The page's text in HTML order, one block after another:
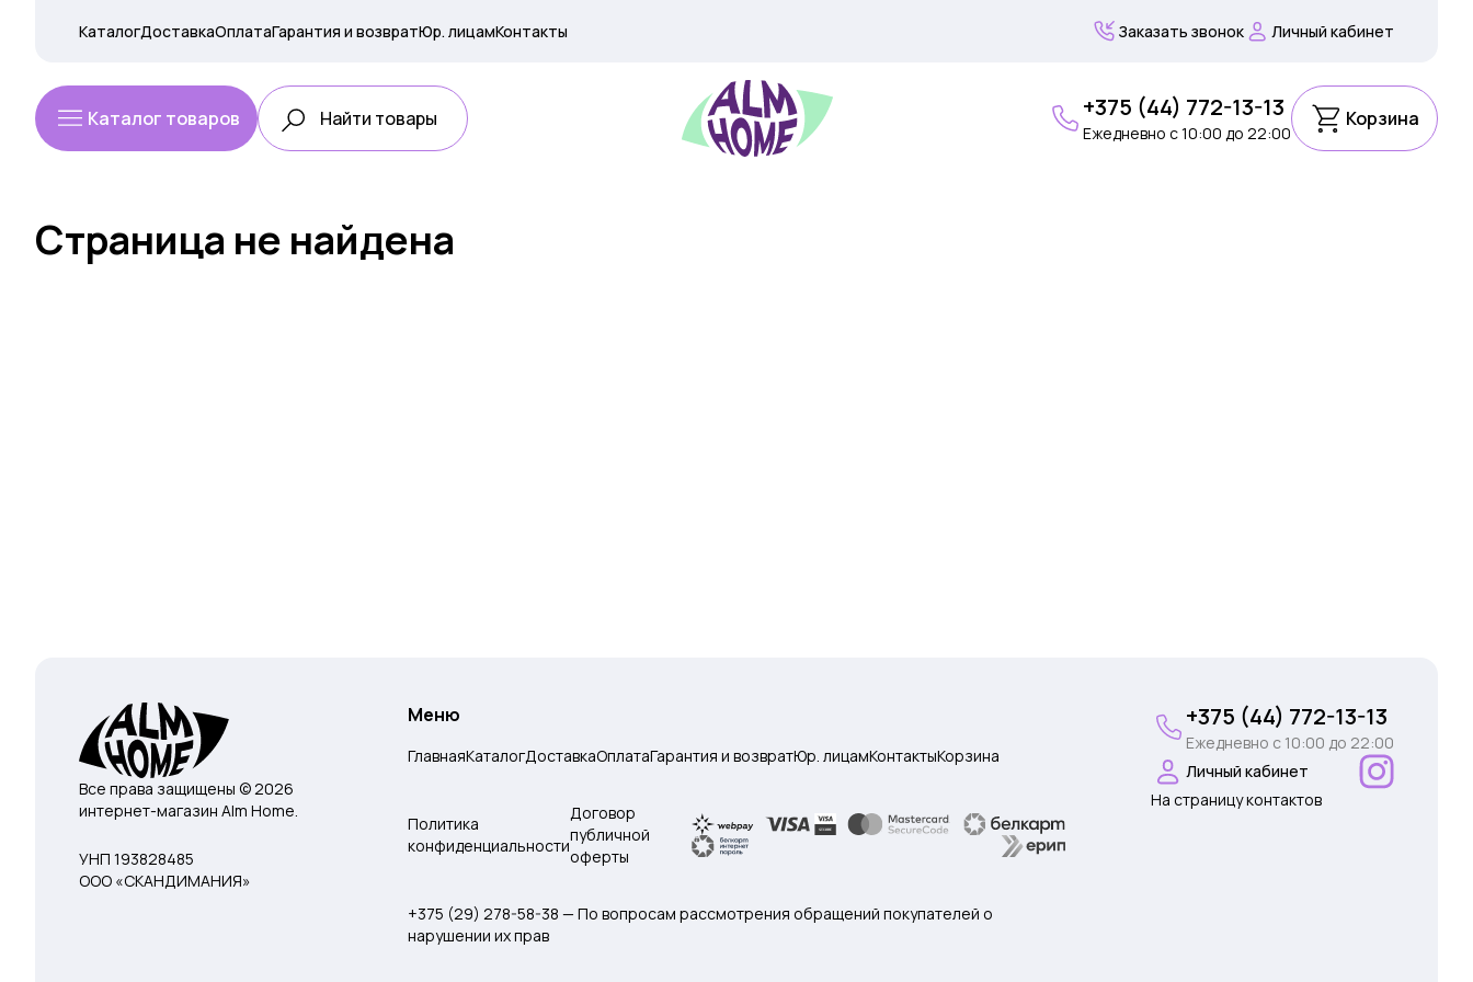
КаталогДоставкаОплатаГарантия и возвратЮр. лицамКонтакты Заказать звонок Личный кабинет
Каталог товаров +375 (44) 772-13-13
Ежедневно c 10:00 до 22:00
Корзина
Страница не найдена
Все права защищены © 2026
интернет-магазин Alm Home.
УНП 193828485
ООО «СКАНДИМАНИЯ»
Меню
ГлавнаяКаталогДоставкаОплатаГарантия и возвратЮр. лицамКонтактыКорзина
Политика
конфиденциальности
Договор
публичной
оферты
+375 (29) 278-58-38 — По вопросам рассмотрения обращений покупателей о
нарушении их прав
+375 (44) 772-13-13
Ежедневно c 10:00 до 22:00
Личный кабинет
На страницу контактов